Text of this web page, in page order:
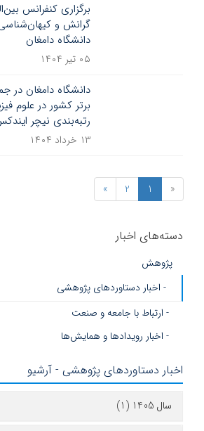
برگزاری کنفرانس
گرانش و
دانشگاه دامغان
۰۵ تیر ۱۴۰۴
برتر کشور در علوم
رتبه‌بندی نیچر
۱۳ خرداد ۱۴۰۴
«
1
2
»
دسته‌های اخبار
پژوهش
- اخبار دستاوردهای پژوهشی
- ارتباط با جامعه و صنعت
- اخبار رویدادها و همایش‌ها
اخبار دستاوردهای پژوهشی - آرشیو
سال 1405 (1)